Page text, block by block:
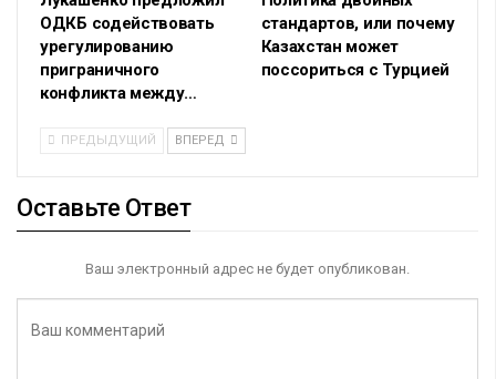
ОДКБ содействовать
урегулированию
приграничного
конфликта между…
стандартов, или почему
Казахстан может
поссориться с Турцией
ПРЕДЫДУЩИЙ ВПЕРЕД
Оставьте Ответ
Ваш электронный адрес не будет опубликован.